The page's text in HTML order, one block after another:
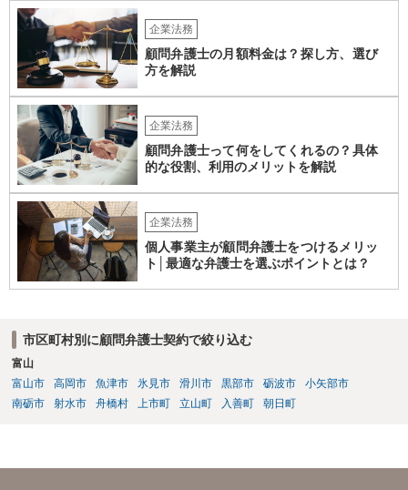
し、予測できない後発的損害については示談後であっても請求できる
ので、上記の清算条項のみの場合がほとんどです。
企業法務
顧問弁護士の月額料金は？探し方、選び
方を解説
企業法務
顧問弁護士って何をしてくれるの？具体
的な役割、利用のメリットを解説
企業法務
個人事業主が顧問弁護士をつけるメリッ
ト│最適な弁護士を選ぶポイントとは？
市区町村別に顧問弁護士契約で絞り込む
富山
富山市
高岡市 魚津市 氷見市 滑川市 黒部市 砺波市
小矢部市
南砺市
射水市 舟橋村 上市町 立山町 入善町 朝日町